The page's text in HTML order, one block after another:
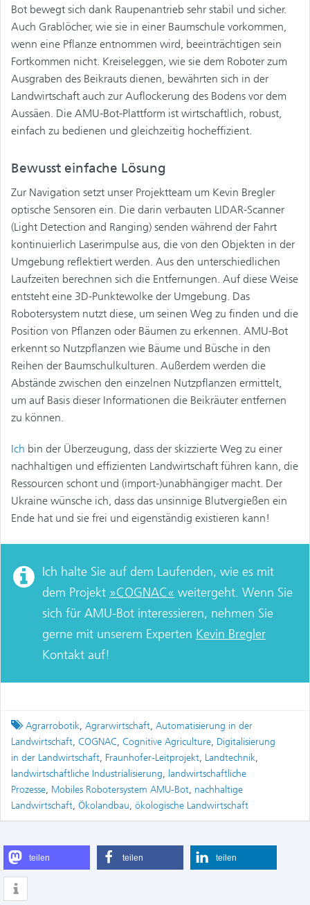
Bot bewegt sich dank Raupenantrieb sehr stabil und sicher.
Auch Grablöcher, wie sie in einer Baumschule vorkommen,
wenn eine Pflanze entnommen wird, beeinträchtigen sein
Fortkommen nicht. Kreiseleggen, wie sie dem Roboter zum
Ausgraben des Beikrauts dienen, bewährten sich in der
Landwirtschaft auch zur Auflockerung des Bodens vor dem
Aussäen. Die AMU-Bot-Plattform ist wirtschaftlich, robust,
einfach zu bedienen und gleichzeitig hocheffizient.
Bewusst einfache Lösung
Zur Navigation setzt unser Projektteam um Kevin Bregler
optische Sensoren ein. Die darin verbauten LIDAR-Scanner
(Light Detection and Ranging) senden während der Fahrt
kontinuierlich Laserimpulse aus, die von den Objekten in der
Umgebung reflektiert werden. Aus den unterschiedlichen
Laufzeiten berechnen sich die Entfernungen. Auf diese Weise
entsteht eine 3D-Punktewolke der Umgebung. Das
Robotersystem nutzt diese, um seinen Weg zu finden und die
Position von Pflanzen oder Bäumen zu erkennen. AMU-Bot
erkennt so Nutzpflanzen wie Bäume und Büsche in den
Reihen der Baumschulkulturen. Außerdem werden die
Abstände zwischen den einzelnen Nutzpflanzen ermittelt,
um auf Basis dieser Informationen die Beikräuter entfernen
zu können.
Ich bin der Überzeugung, dass der skizzierte Weg zu einer
nachhaltigen und effizienten Landwirtschaft führen kann, die
Ressourcen schont und (import-)unabhängiger macht. Der
Ukraine wünsche ich, dass das unsinnige Blutvergießen ein
Ende hat und sie frei und eigenständig existieren kann!
Ich halte Sie auf dem Laufenden, wie es mit
dem Projekt »COGNAC« weitergeht. Wenn Sie
sich für AMU-Bot interessieren, nehmen Sie
gerne mit unserem Experten Kevin Bregler
Kontakt auf!
Tagged
Agrarrobotik, Agrarwirtschaft, Automatisierung in der
Landwirtschaft, COGNAC, Cognitive Agriculture, Digitalisierung
in der Landwirtschaft, Fraunhofer-Leitprojekt, Landtechnik,
landwirtschaftliche Industrialisierung, landwirtschaftliche
Prozesse, Mobiles Robotersystem AMU-Bot, nachhaltige
Landwirtschaft, Ökolandbau, ökologische Landwirtschaft
teilen teilen teilen